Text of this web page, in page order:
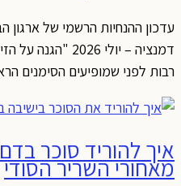
דמנציה – יולי
רבות לפני שמופיעים הסימנים
איך להוריד סוכר
מאחורי השריר הסודי